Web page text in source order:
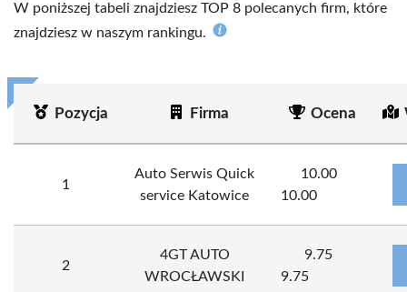
W poniższej tabeli znajdziesz TOP 8 polecanych firm, które
znajdziesz w naszym rankingu.
Pozycja Firma Ocena
1
Auto Serwis Quick
service Katowice
10.00
10.00
2
4GT AUTO
WROCŁAWSKI
9.75
9.75